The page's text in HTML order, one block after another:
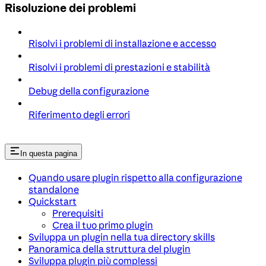
Risoluzione dei problemi
Risolvi i problemi di installazione e accesso
Risolvi i problemi di prestazioni e stabilità
Debug della configurazione
Riferimento degli errori
In questa pagina
Quando usare plugin rispetto alla configurazione
standalone
Quickstart
Prerequisiti
Crea il tuo primo plugin
Sviluppa un plugin nella tua directory skills
Panoramica della struttura del plugin
Sviluppa plugin più complessi